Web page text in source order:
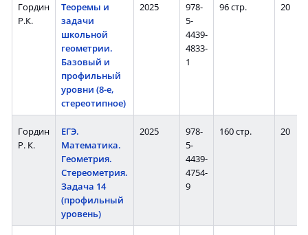
Гордин
Р.К.
Теоремы и
задачи
школьной
геометрии.
Базовый и
профильный
уровни (8-е,
стереотипное)
2025
978-
5-
4439-
4833-
1
96 стр. 20
Гордин
Р. К.
ЕГЭ.
Математика.
Геометрия.
Стереометрия.
Задача 14
(профильный
уровень)
2025
978-
5-
4439-
4754-
9
160 стр. 20